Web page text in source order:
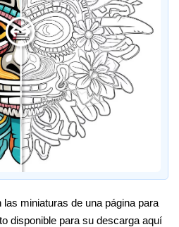
miniaturas de una página para
disponible para su descarga aquí